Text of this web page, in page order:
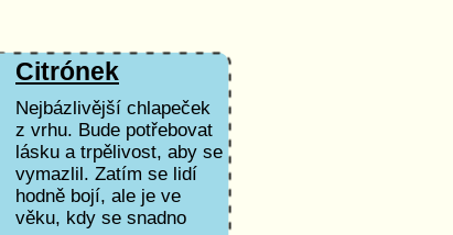
Citrónek
Nejbázlivější chlapeček
z vrhu. Bude potřebovat
lásku a trpělivost, aby se
vymazlil. Zatím se lidí
hodně bojí, ale je ve
věku, kdy se snadno